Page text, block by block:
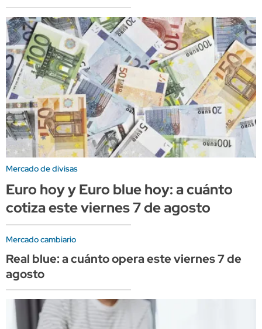
Mercado de divisas
Euro hoy y Euro blue hoy: a cuánto
cotiza este viernes 7 de agosto
Mercado cambiario
Real blue: a cuánto opera este viernes 7 de
agosto